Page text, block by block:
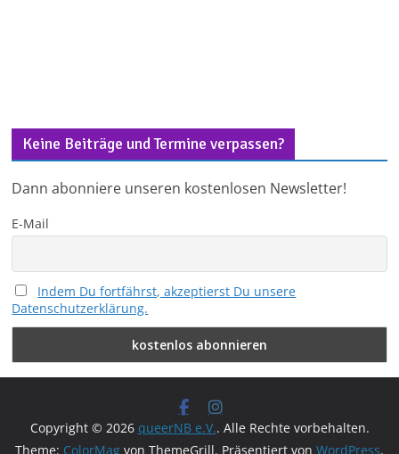
Keine Beiträge und Termine verpassen?
Dann abonniere unseren kostenlosen Newsletter!
E-Mail
Indem Du fortfährst, akzeptierst Du unsere
Datenschutzerklärung.
Copyright © 2026 queerNB e.V.. Alle Rechte vorbehalten.
Theme: ColorMag von ThemeGrill. Präsentiert von WordPress.